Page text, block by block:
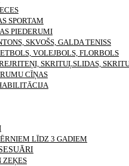
SPORTAM
PIEDERUMI
SKVOŠS, GALDA TENISS
VOLEJBOLS, FLORBOLS
SKRITUĻSLIDAS,
CĪŅAS
LĪDZ 3 GADIEM
ZEĶES